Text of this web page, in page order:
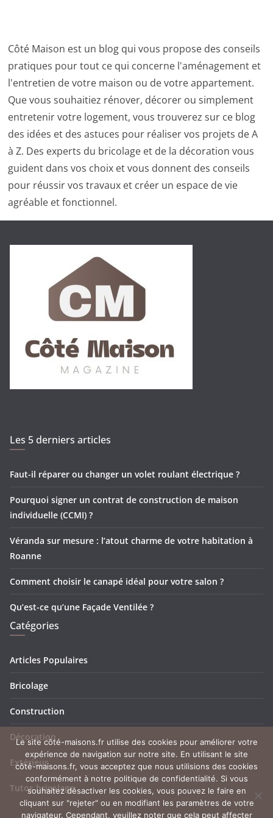
Côté Maison est un blog qui vous propose des conseils
pratiques pour tout ce qui concerne l'aménagement et
l'entretien de votre maison ou de votre appartement.
Que vous souhaitiez rénover, décorer ou simplement
entretenir votre logement, vous trouverez sur ce blog
des idées et des astuces pour réaliser vos projets de A
à Z. Des experts du bricolage et de la décoration vous
guident dans vos choix et vous donnent des conseils
pour réussir vos travaux et créer un espace de vie
agréable et fonctionnel.
Les 5 derniers articles
Faut-il réparer ou changer un volet roulant électrique ?
Pourquoi signer un contrat de construction de maison
individuelle (CCMI) ?
Véranda sur mesure : l’atout charme de votre habitation à
Roanne
Comment choisir le canapé idéal pour votre salon ?
Qu’est-ce qu’une Façade Ventilée ?
Catégories
Articles Populaires
Bricolage
Construction
Décoration
Extérieur
Tutos bricolage
Le site côté-maisons.fr utilise des cookies pour améliorer votre
expérience de navigation sur notre site. En utilisant le site
côté-maisons.fr, vous acceptez que nous utilisions des cookies
conformément à notre politique de confidentialité. Si vous
souhaitez désactiver les cookies, vous pouvez le faire en
cliquant sur "rejeter" ou en modifiant les paramètres de votre
navigateur. Cependant, veuillez noter que cela peut affecter